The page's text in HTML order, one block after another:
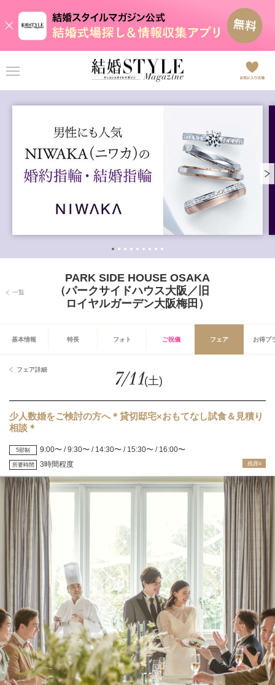
一覧
PARK SIDE HOUSE OSAKA
（パークサイドハウス大阪／旧
ロイヤルガーデン大阪梅田）
基本情報 特長 フォト ご祝儀 フェア お得プ
フェア詳細 7/11(土)
少人数婚をご検討の方へ＊貸切邸宅×おもてなし試食＆見積り
相談＊
5部制 9:00〜 / 9:30〜 / 14:30〜 / 15:30〜 / 16:00〜
所要時間 3時間程度 残席○